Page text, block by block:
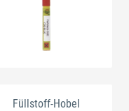
Füllstoff-Hobel